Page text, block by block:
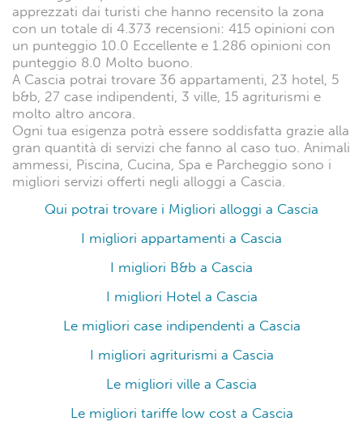
apprezzati dai turisti che hanno recensito la zona
con un totale di 4.373 recensioni: 415 opinioni con
un punteggio 10.0 Eccellente e 1.286 opinioni con
punteggio 8.0 Molto buono.
A Cascia potrai trovare 36 appartamenti, 23 hotel, 5
b&b, 27 case indipendenti, 3 ville, 15 agriturismi e
molto altro ancora.
Ogni tua esigenza potrà essere soddisfatta grazie alla
gran quantità di servizi che fanno al caso tuo. Animali
ammessi, Piscina, Cucina, Spa e Parcheggio sono i
migliori servizi offerti negli alloggi a Cascia.
Qui potrai trovare i Migliori alloggi a Cascia
I migliori appartamenti a Cascia
I migliori B&b a Cascia
I migliori Hotel a Cascia
Le migliori case indipendenti a Cascia
I migliori agriturismi a Cascia
Le migliori ville a Cascia
Le migliori tariffe low cost a Cascia